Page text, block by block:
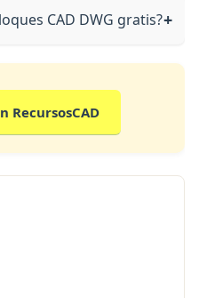
CAD DWG gratis?
RecursosCAD